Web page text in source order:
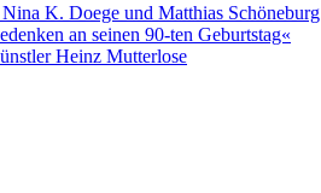
K. Doege und Matthias Schöneburg
an seinen 90-ten Geburtstag«
Heinz Mutterlose